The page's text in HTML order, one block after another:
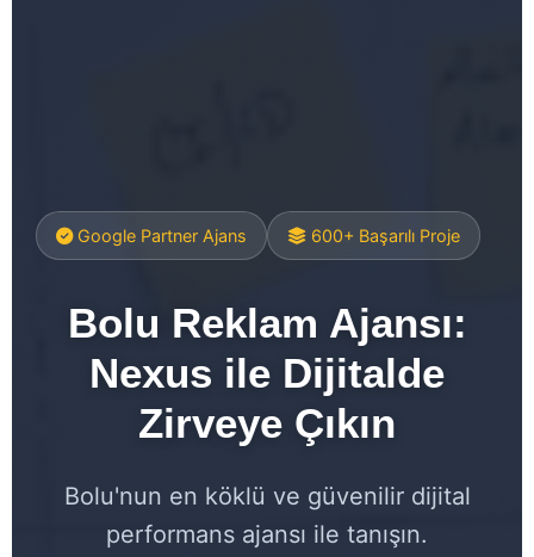
Google Partner Ajans 600+ Başarılı Proje
Bolu Reklam Ajansı:
Nexus ile Dijitalde
Zirveye Çıkın
Bolu'nun en köklü ve güvenilir dijital
performans ajansı ile tanışın.